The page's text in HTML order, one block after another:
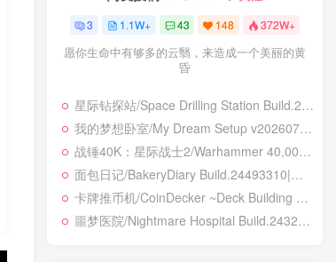
3 1.1W+ 43 148 372W+
愿你生命中有够多的云翳，来造成一个美丽的黄
昏
星际钻探站/Space Drilling Station Build.24499442|模拟经营|容量1.7GB|免安装绿色中文版
我的梦想卧室/My Dream Setup v20260718|休闲益智|容量3GB|免安装绿色中文版
战锤40K：星际战士2/Warhammer 40,000: Space Marine 2 v14.0.0.1|动作冒险|容量214.5GB|免安装绿色中文版
面包日记/BakeryDiary Build.24493310|模拟经营|容量265B|免安装绿色中文版
卡牌推币机/CoinDecker ~Deck Building Pusher~ Build.24470236|休闲益智|容量293B|免安装绿色中文版
噩梦医院/Nightmare Hospital Build.24328768|恐怖冒险|容量1.9GB|免安装绿色中文版